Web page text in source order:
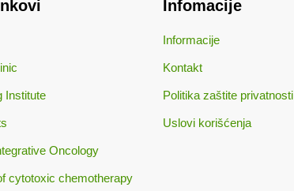
Institute
Oncology
cytotoxic chemotherapy
Infomacije
Informacije
Kontakt
Politika zaštite privatnosti
Uslovi korišćenja